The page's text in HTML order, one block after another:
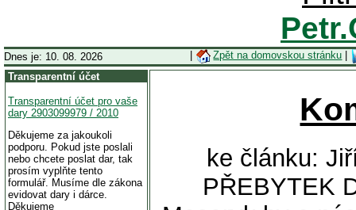
Dnes je: 10. 08. 2026 Zpět na domovskou stránku
Transparentní účet
Transparentní účet pro vaše
dary 2903099979 / 2010
Děkujeme za jakoukoli
podporu. Pokud jste poslali
nebo chcete poslat dar, tak
prosím vyplňte tento
formulář. Musíme dle zákona
evidovat dary i dárce.
Děkujeme
ke článku:
PŘEBYTEK